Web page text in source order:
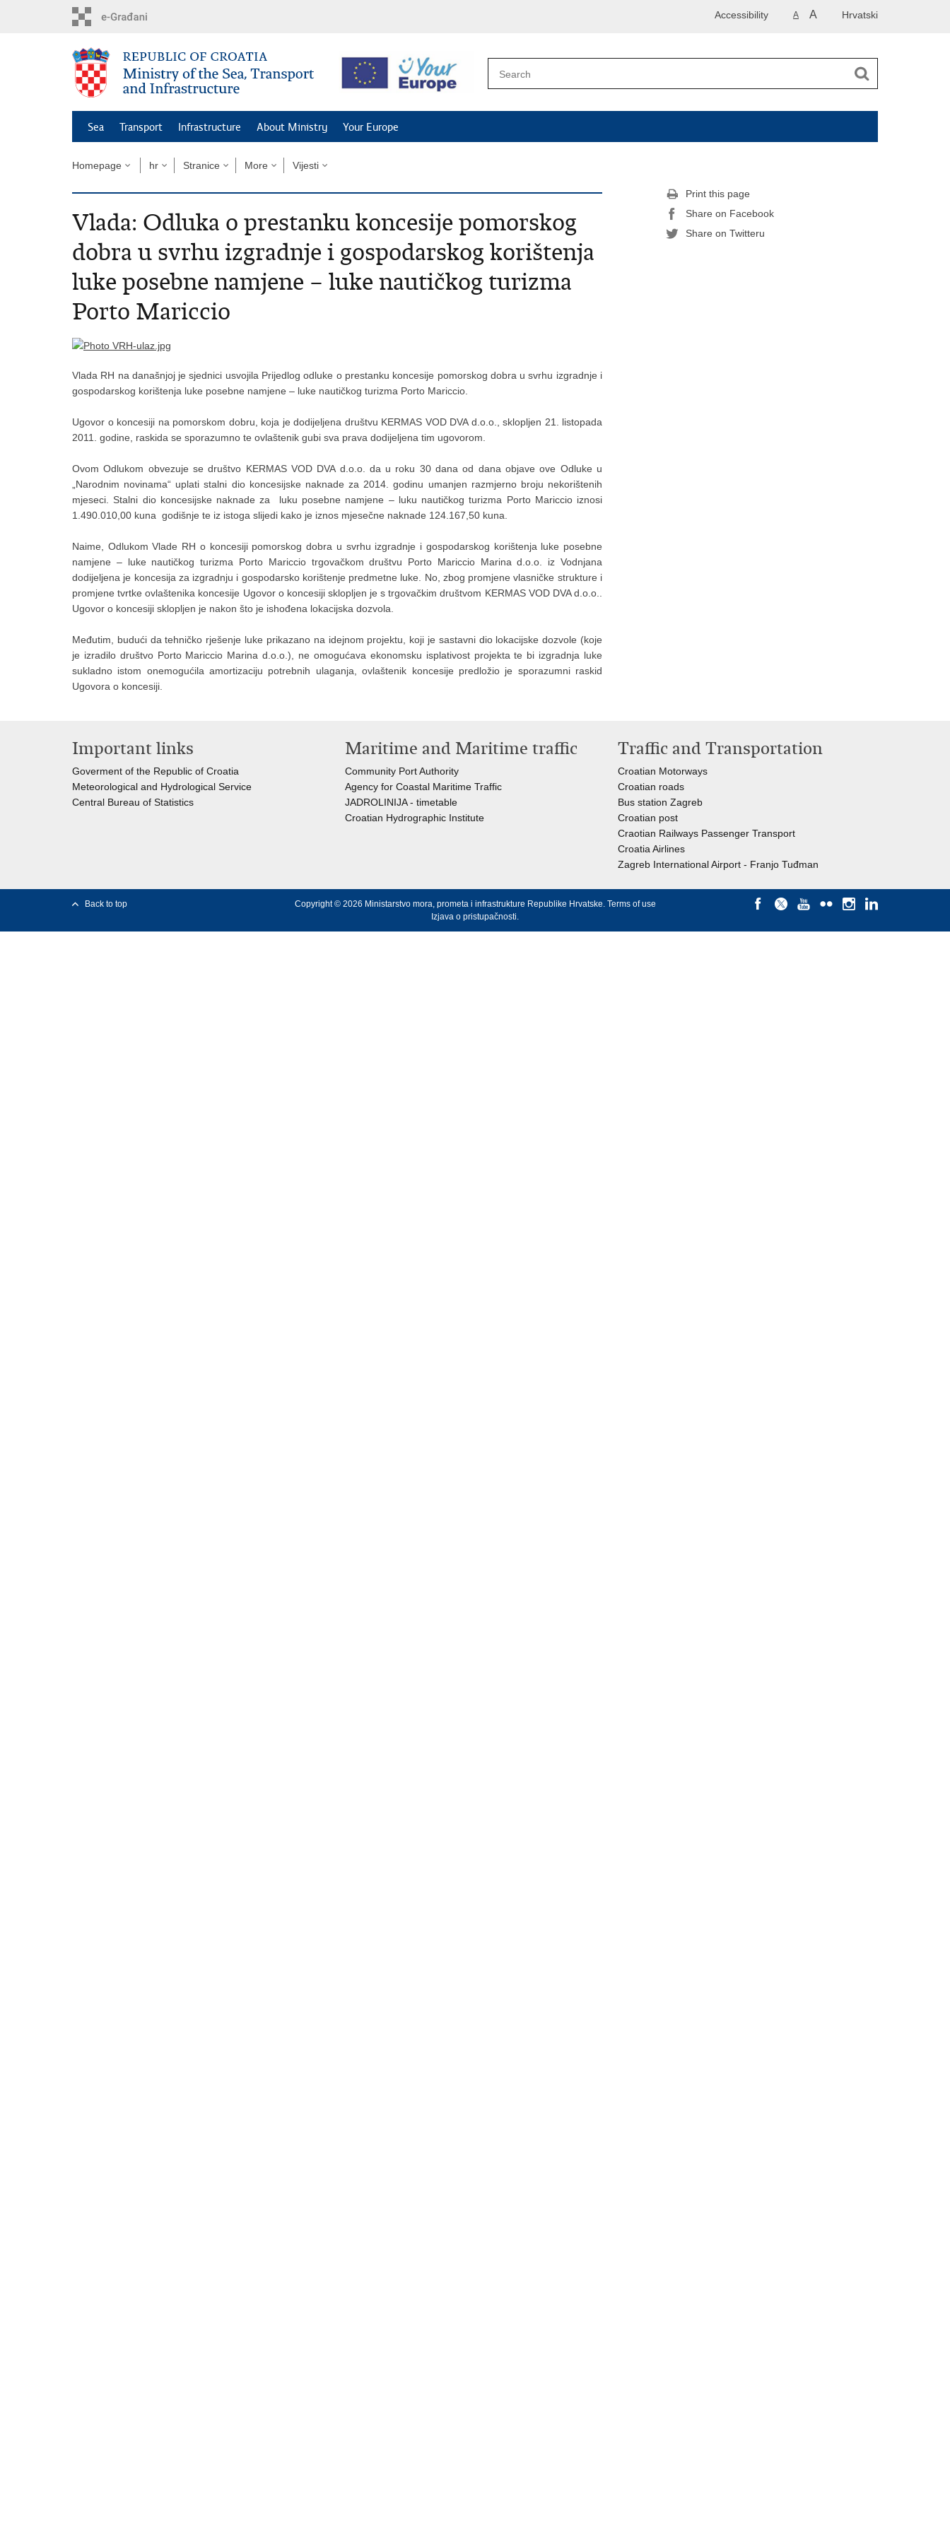
Hrvatski
A A
Accessibility
Sea Transport Infrastructure About Ministry Your Europe
Homepage hr Stranice More Vijesti
Vlada: Odluka o prestanku koncesije pomorskog
dobra u svrhu izgradnje i gospodarskog korištenja
luke posebne namjene – luke nautičkog turizma
Porto Mariccio
Vlada RH na današnjoj je sjednici usvojila Prijedlog odluke o prestanku koncesije pomorskog dobra u svrhu izgradnje i
gospodarskog korištenja luke posebne namjene – luke nautičkog turizma Porto Mariccio.
Ugovor o koncesiji na pomorskom dobru, koja je dodijeljena društvu KERMAS VOD DVA d.o.o., sklopljen 21. listopada
2011. godine, raskida se sporazumno te ovlaštenik gubi sva prava dodijeljena tim ugovorom.
Ovom Odlukom obvezuje se društvo KERMAS VOD DVA d.o.o. da u roku 30 dana od dana objave ove Odluke u
„Narodnim novinama“ uplati stalni dio koncesijske naknade za 2014. godinu umanjen razmjerno broju nekorištenih
mjeseci. Stalni dio koncesijske naknade za luku posebne namjene – luku nautičkog turizma Porto Mariccio iznosi
1.490.010,00 kuna godišnje te iz istoga slijedi kako je iznos mjesečne naknade 124.167,50 kuna.
Naime, Odlukom Vlade RH o koncesiji pomorskog dobra u svrhu izgradnje i gospodarskog korištenja luke posebne
namjene – luke nautičkog turizma Porto Mariccio trgovačkom društvu Porto Mariccio Marina d.o.o. iz Vodnjana
dodijeljena je koncesija za izgradnju i gospodarsko korištenje predmetne luke. No, zbog promjene vlasničke strukture i
promjene tvrtke ovlaštenika koncesije Ugovor o koncesiji sklopljen je s trgovačkim društvom KERMAS VOD DVA d.o.o..
Ugovor o koncesiji sklopljen je nakon što je ishođena lokacijska dozvola.
Međutim, budući da tehničko rješenje luke prikazano na idejnom projektu, koji je sastavni dio lokacijske dozvole (koje
je izradilo društvo Porto Mariccio Marina d.o.o.), ne omogućava ekonomsku isplativost projekta te bi izgradnja luke
sukladno istom onemogućila amortizaciju potrebnih ulaganja, ovlaštenik koncesije predložio je sporazumni raskid
Ugovora o koncesiji.
Print this page
Share on Facebook
Share on Twitteru
Important links
Goverment of the Republic of Croatia
Meteorological and Hydrological Service
Central Bureau of Statistics
Maritime and Maritime traffic
Community Port Authority
Agency for Coastal Maritime Traffic
JADROLINIJA - timetable
Croatian Hydrographic Institute
Traffic and Transportation
Croatian Motorways
Croatian roads
Bus station Zagreb
Croatian post
Craotian Railways Passenger Transport
Croatia Airlines
Zagreb International Airport - Franjo Tuđman
Back to top Copyright © 2026 Ministarstvo mora, prometa i infrastrukture Republike Hrvatske. Terms of use
Izjava o pristupačnosti.